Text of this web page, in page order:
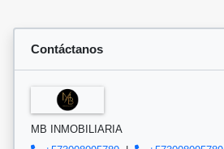
Contáctanos
MB INMOBILIARIA